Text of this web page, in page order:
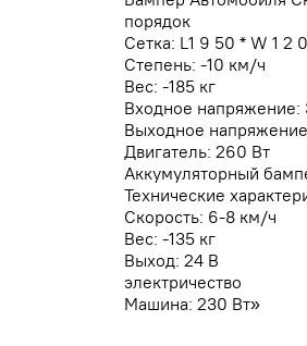
порядок
Сетка: L1 9 50 * W 1 2
Степень: -10 км/ч
Вес: -185 кг
Входное напряжение:
Выходное
Двигатель: 260 Вт
Аккумуляторный
Технические
Скорость: 6-8 км/ч
Вес: -135 кг
Выход: 24 В
электричество
Машина: 230 Вт»